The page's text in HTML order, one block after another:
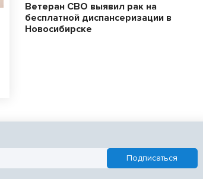
Ветеран СВО выявил рак на
бесплатной диспансеризации в
Новосибирске